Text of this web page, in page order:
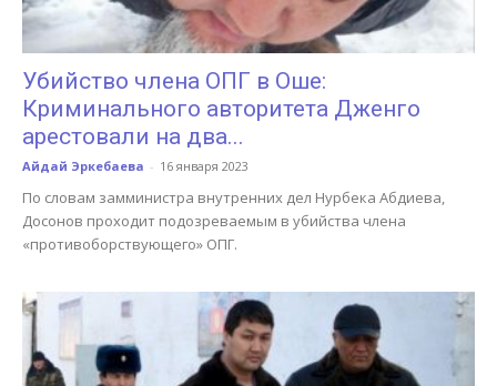
Убийство члена ОПГ в Оше:
Криминального авторитета Дженго
арестовали на два...
Айдай Эркебаева - 16 января 2023
По словам замминистра внутренних дел Нурбека Абдиева,
Досонов проходит подозреваемым в убийства члена
«противоборствующего» ОПГ.